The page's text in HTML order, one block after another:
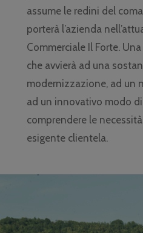
assume le redini del
porterà l’azienda
Commerciale Il Forte.
che avvierà ad una
modernizzazione, ad un
ad un innovativo modo
comprendere le
esigente clientela.